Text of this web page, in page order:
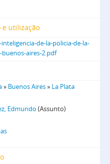
e utilização
de-la-policia-de-la-
aires-2.pdf
» Buenos Aires» La Plata
Edmundo (Assunto)